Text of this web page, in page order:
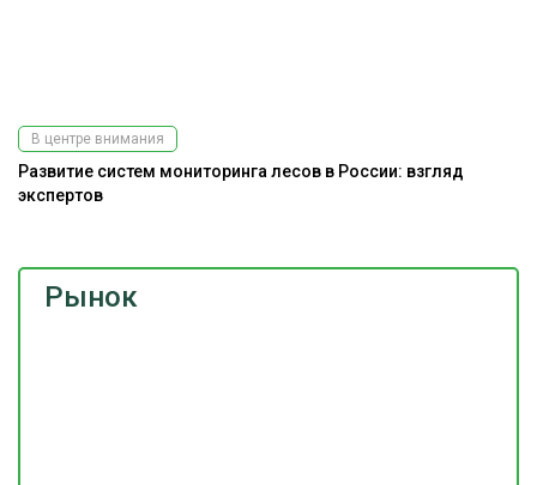
Рынок
В центре внимания
Развитие систем мониторинга лесов в России: взгляд
экспертов